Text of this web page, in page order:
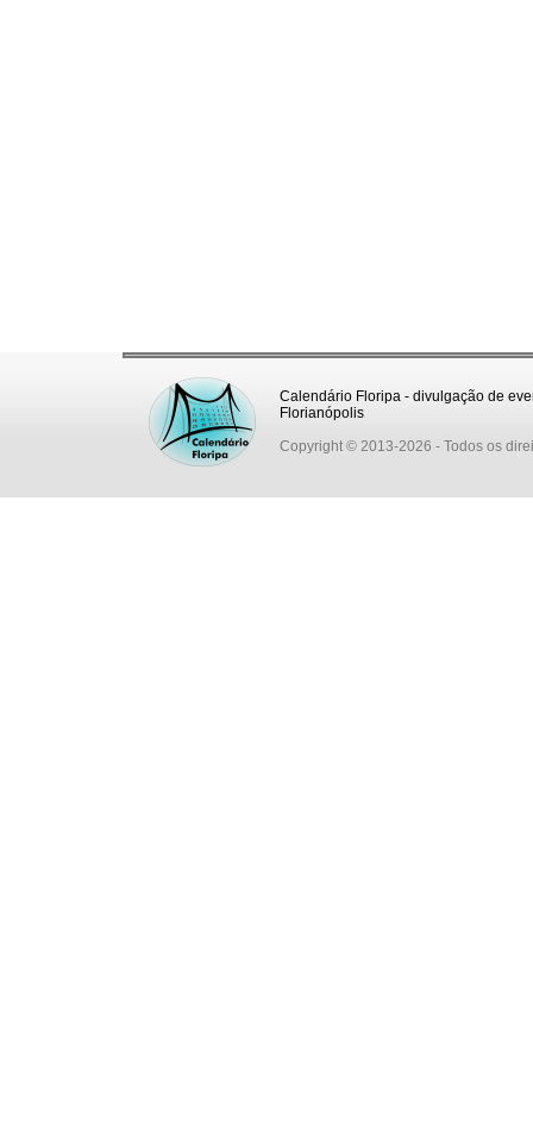
Calendário Floripa - divulgação de
Florianópolis
Copyright © 2013-2026 - Todos os